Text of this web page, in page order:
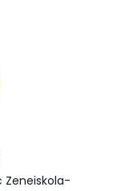
Zeneiskola-